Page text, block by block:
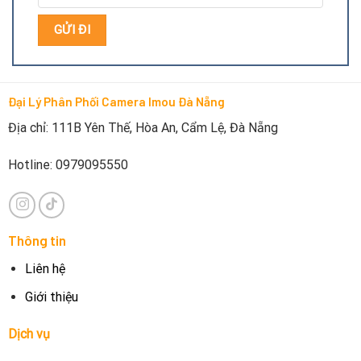
Thông số kỹ thuật nguồn camera Imou IPC-A22P
Micro Karaoke Bluetooth
Điện áp đầu vào 220V – 50 hoặc 60 Hz
Điện áp đầu ra 5V
Dây dài 3.5m
Đại Lý Phân Phối Camera Imou Đà Nẵng
Địa chỉ: 111B Yên Thế, Hòa An, Cẩm Lệ, Đà Nẵng
Hotline: 0979095550
Thông tin
Liên hệ
Giới thiệu
Dịch vụ